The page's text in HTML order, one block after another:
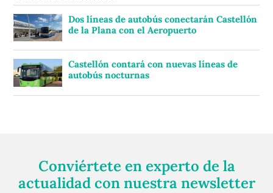
Dos líneas de autobús conectarán Castellón
de la Plana con el Aeropuerto
Castellón contará con nuevas líneas de
autobús nocturnas
Conviértete en experto de la
actualidad con nuestra newsletter